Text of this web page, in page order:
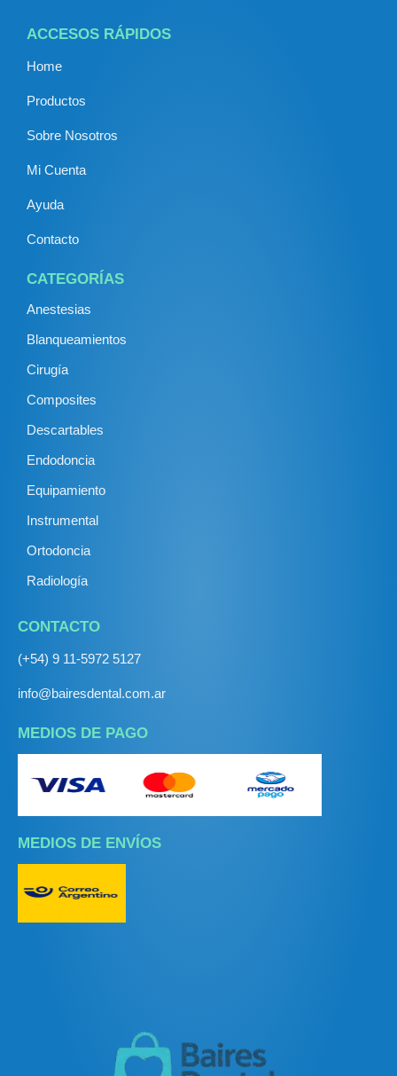
ACCESOS RÁPIDOS
Home
Productos
Sobre Nosotros
Mi Cuenta
Ayuda
Contacto
CATEGORÍAS
Anestesias
Blanqueamientos
Cirugía
Composites
Descartables
Endodoncia
Equipamiento
Instrumental
Ortodoncia
Radiología
CONTACTO
(+54) 9 11-5972 5127
info@bairesdental.com.ar
MEDIOS DE PAGO
MEDIOS DE ENVÍOS